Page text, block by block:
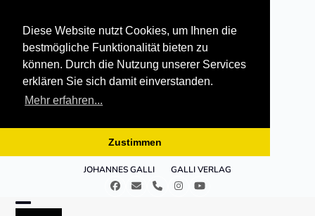
Diese Website nutzt Cookies, um Ihnen die
bestmögliche Funktionalität bieten zu
können. Durch die Nutzung unserer Services
erklären Sie sich damit einverstanden.
Mehr erfahren...
Zustimmen
JOHANNES GALLI GALLI VERLAG
Facebook
E- TelefonInstagramYouTube